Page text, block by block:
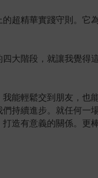
超精華實踐守則。它
階段，就讓我覺得
能輕鬆交到朋友，也
持續進步。就任何一
造有意義的關係。更